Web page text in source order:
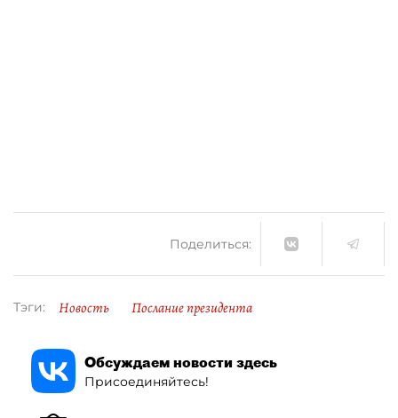
Поделиться:
Тэги: Новость Послание президента
Обсуждаем новости здесь
Присоединяйтесь!